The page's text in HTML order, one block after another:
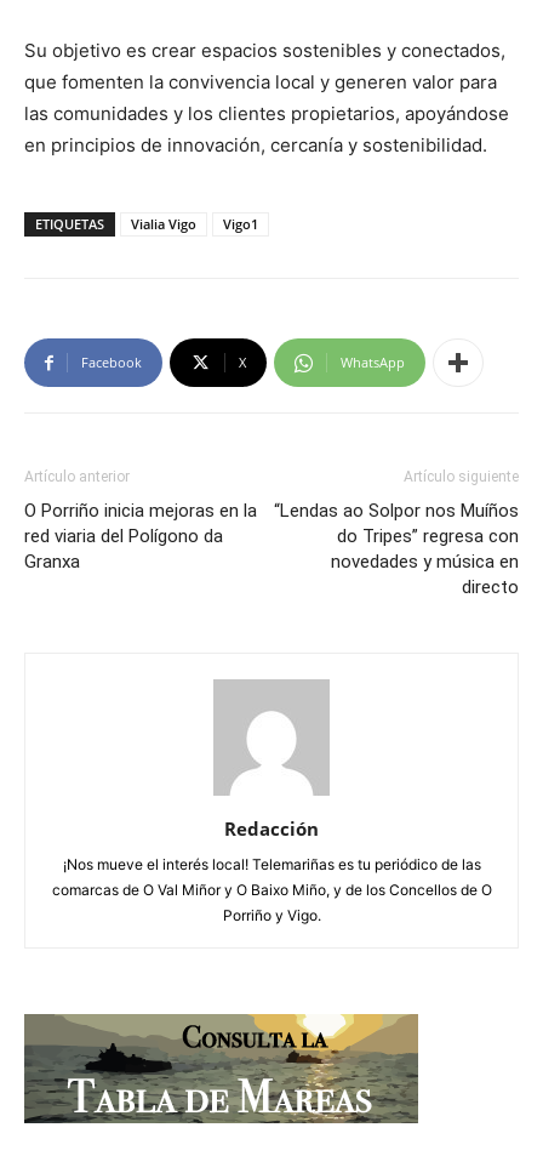
Su objetivo es crear espacios sostenibles y conectados,
que fomenten la convivencia local y generen valor para
las comunidades y los clientes propietarios, apoyándose
en principios de innovación, cercanía y sostenibilidad.
ETIQUETAS Vialia Vigo Vigo1
Facebook X WhatsApp
Artículo anterior
O Porriño inicia mejoras en la
red viaria del Polígono da
Granxa
Artículo siguiente
“Lendas ao Solpor nos Muíños
do Tripes” regresa con
novedades y música en
directo
Redacción
¡Nos mueve el interés local! Telemariñas es tu periódico de las
comarcas de O Val Miñor y O Baixo Miño, y de los Concellos de O
Porriño y Vigo.